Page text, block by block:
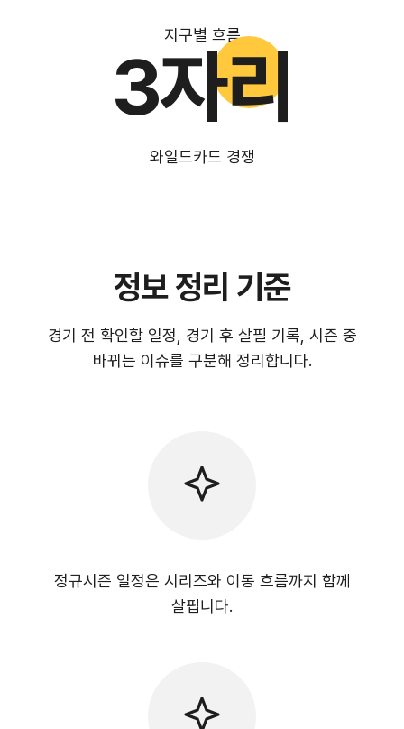
지구별 흐름
3자리
와일드카드 경쟁
정보 정리 기준
경기 전 확인할 일정, 경기 후 살필 기록, 시즌 중
바뀌는 이슈를 구분해 정리합니다.
정규시즌 일정은 시리즈와 이동 흐름까지 함께
살핍니다.